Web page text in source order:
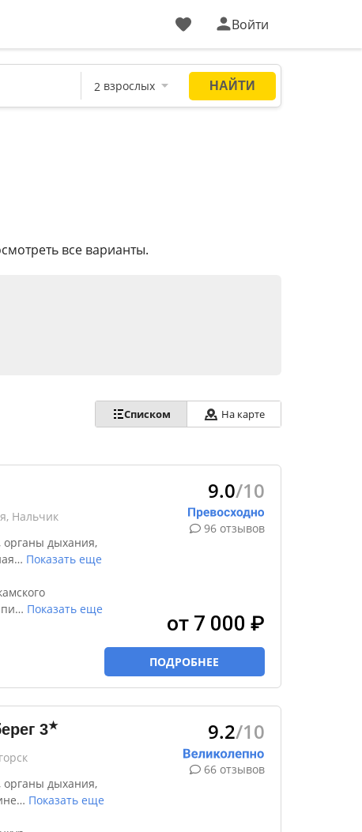
Войти
все варианты.
Списком На карте
Нальчик
дыхания,
… Показать еще
… Показать еще
9.0/10
96 отзывов
от 7 000 ₽
ПОДРОБНЕЕ
3★
дыхания,
… Показать еще
9.2/10
66 отзывов